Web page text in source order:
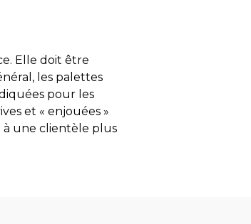
Elle doit être
les palettes
pour les
et « enjouées »
à une clientèle plus